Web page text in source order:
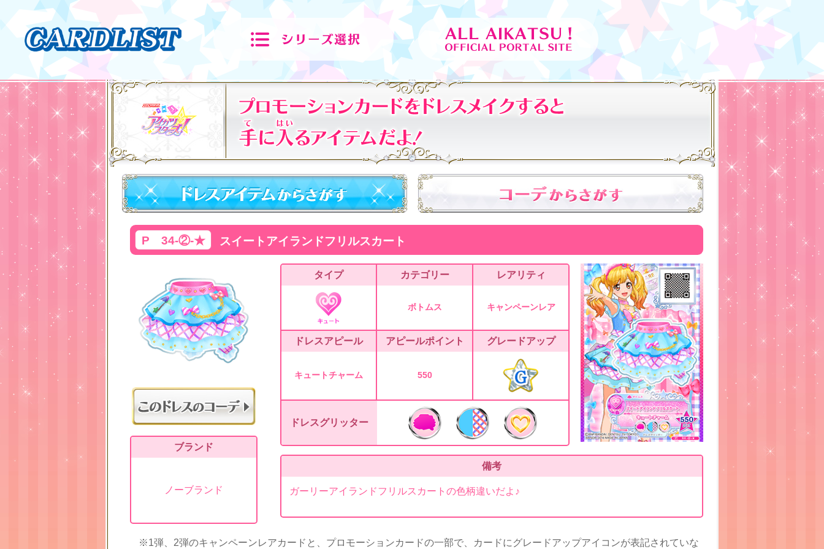
P 34-②-★ スイートアイランドフリルスカート
ブランド
ノーブランド
タイプ カテゴリー レアリティ
ボトムス キャンペーンレア
ドレスアピール アピールポイント グレードアップ
キュートチャーム 550
ドレスグリッター
備考
ガーリーアイランドフリルスカートの色柄違いだよ♪
※1弾、2弾のキャンペーンレアカードと、プロモーションカードの一部で、カードにグレードアップアイコンが表記されていな